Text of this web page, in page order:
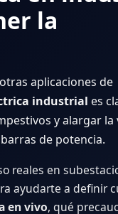
la
aplicaciones de
industrial es
y alargar la
de potencia.
reales en
ayudarte a definir
en vivo, qué